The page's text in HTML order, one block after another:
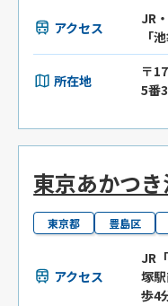
アクセス
JR
「
所在地
〒
5番
東京あかつ
東京都 豊島区
アクセス
JR
塚
歩4